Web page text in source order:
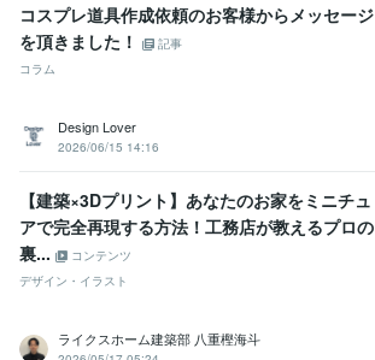
コスプレ道具作成依頼のお客様からメッセージ
を頂きました！
記事
コラム
Design Lover
2026/06/15 14:16
【建築×3Dプリント】あなたのお家をミニチュ
アで完全再現する方法！工務店が教えるプロの
裏...
コンテンツ
デザイン・イラスト
ライクスホーム建築部 八重樫海斗